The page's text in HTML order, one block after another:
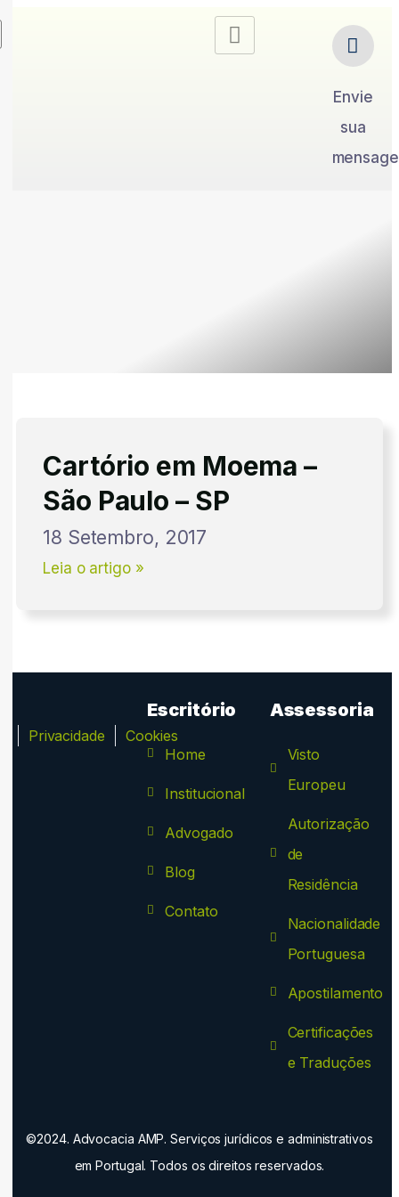
Envie
sua
Cartório em Moema –
São Paulo – SP
18 Setembro, 2017
Leia o artigo »
Privacidade Cookies
Escritório
Home
Institucional
Advogado
Blog
Contato
Assessoria
Visto
Europeu
Autorização
de
Residência
Nacionalidade
Portuguesa
Apostilamento
Certificações
e Traduções
©2024. Advocacia AMP. Serviços jurídicos e administrativos
em Portugal. Todos os direitos reservados.